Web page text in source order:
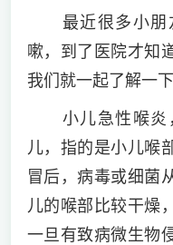
最近很多小朋
嗽，到了医院才知
我们就一起了解一
小儿急性喉炎
儿，指的是小儿喉
冒后，病毒或细菌
儿的喉部比较干燥
一旦有致病微生物